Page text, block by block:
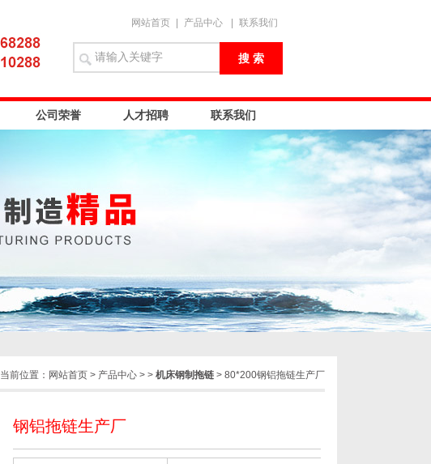
网站首页 产品中心 联系我们
公司荣誉 人才招聘 联系我们
当前位置： 网站首页> 产品中心> > 机床钢制拖链> 80*200钢铝拖链生产厂
钢铝拖链生产厂